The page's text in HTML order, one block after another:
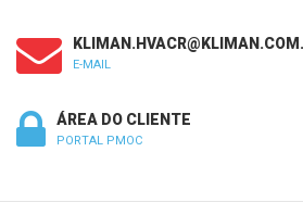
E-MAIL
ÁREA DO CLIENTE
PORTAL PMOC